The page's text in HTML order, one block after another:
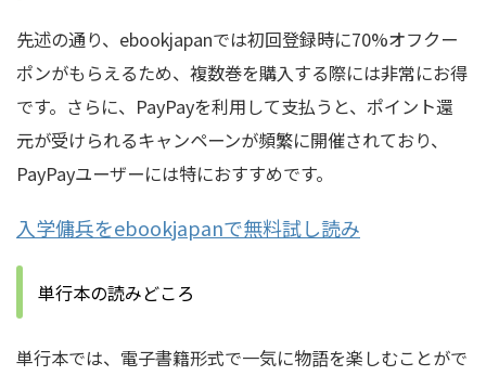
先述の通り、ebookjapanでは初回登録時に70%オフクー
ポンがもらえるため、複数巻を購入する際には非常にお得
です。さらに、PayPayを利用して支払うと、ポイント還
元が受けられるキャンペーンが頻繁に開催されており、
PayPayユーザーには特におすすめです。
入学傭兵をebookjapanで無料試し読み
単行本の読みどころ
単行本では、電子書籍形式で一気に物語を楽しむことがで